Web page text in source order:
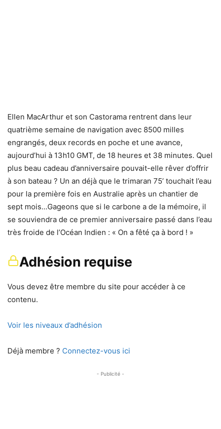
Ellen MacArthur et son Castorama rentrent dans leur
quatrième semaine de navigation avec 8500 milles
engrangés, deux records en poche et une avance,
aujourd’hui à 13h10 GMT, de 18 heures et 38 minutes. Quel
plus beau cadeau d’anniversaire pouvait-elle rêver d’offrir
à son bateau ? Un an déjà que le trimaran 75’ touchait l’eau
pour la première fois en Australie après un chantier de
sept mois…Gageons que si le carbone a de la mémoire, il
se souviendra de ce premier anniversaire passé dans l’eau
très froide de l’Océan Indien : « On a fêté ça à bord ! »
Adhésion requise
Vous devez être membre du site pour accéder à ce
contenu.
Voir les niveaux d’adhésion
Déjà membre ? Connectez-vous ici
- Publicité -